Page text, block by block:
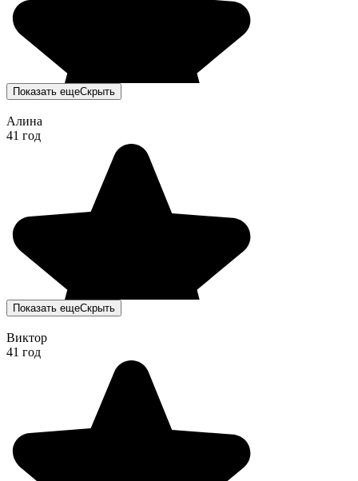
Показать ещеСкрыть
Алина
41 год
Показать ещеСкрыть
Виктор
41 год